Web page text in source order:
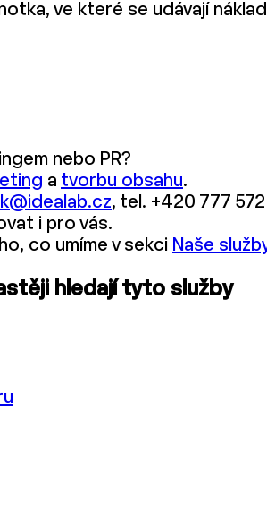
ve které se udávají
nebo PR?
a tvorbu obsahu.
, tel. +420 777
i pro vás.
co umíme v sekci Naše
hledají tyto služby